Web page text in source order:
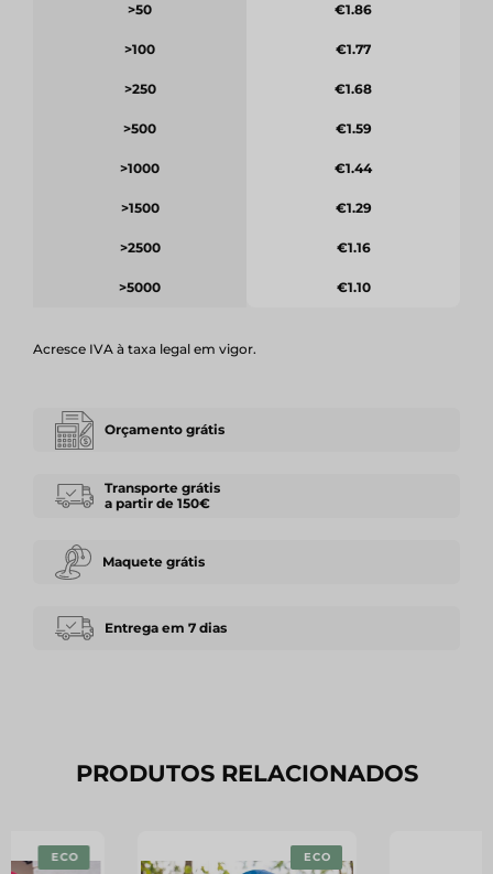
>50
>100
>250
>500
>1000
>1500
>2500
>5000
€1.86
€1.77
€1.68
€1.59
€1.44
€1.29
€1.16
€1.10
Acresce IVA à taxa legal em vigor.
Orçamento grátis
Transporte grátis
a partir de 150€
Maquete grátis
Entrega em 7 dias
PRODUTOS RELACIONADOS
ECO ECO